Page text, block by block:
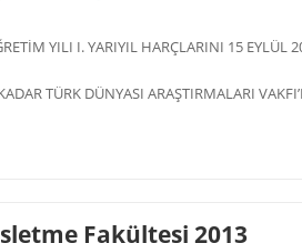
YILI I. YARIYIL HARÇLARINI 15 EYLÜL
TÜRK DÜNYASI ARAŞTIRMALARI
Fakültesi 2013